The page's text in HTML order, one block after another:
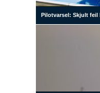
Pilotvarsel: Skjult feil